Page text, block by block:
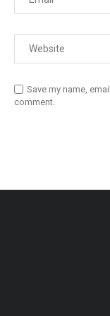
Save my name,
comment.